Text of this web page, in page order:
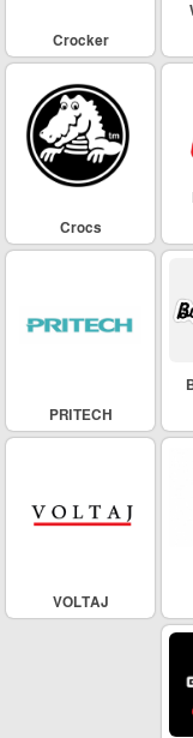
Crocker
Crocs
PRITECH
VOLTAJ